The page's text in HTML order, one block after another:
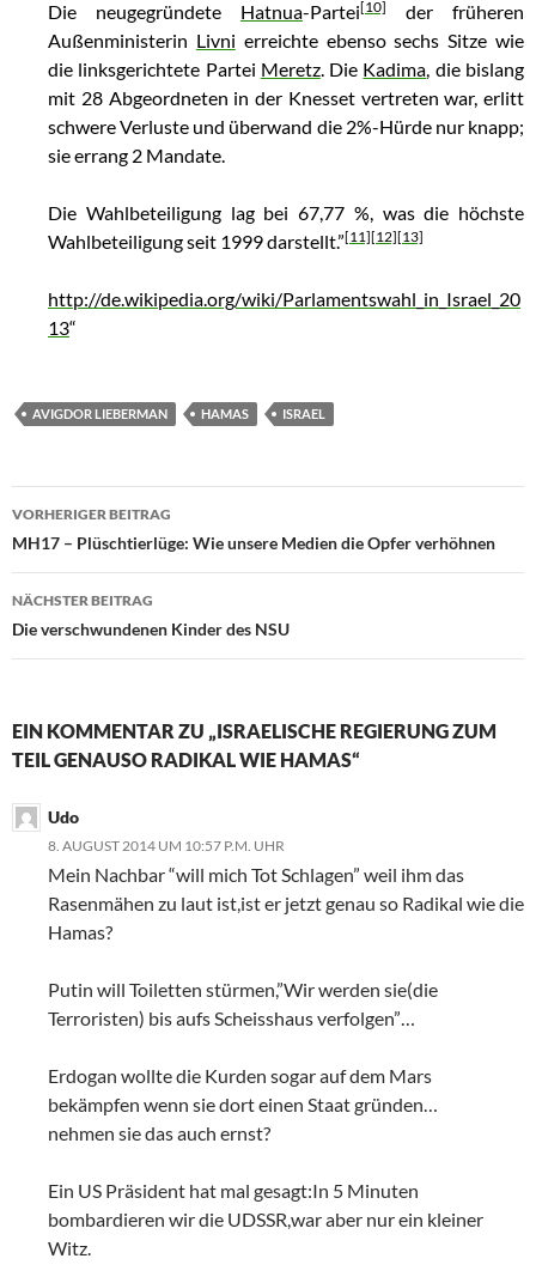
Die neugegründete Hatnua-Partei[10]
der früheren
Außenministerin Livni erreichte ebenso sechs Sitze wie
die linksgerichtete Partei Meretz. Die Kadima, die bislang
mit 28 Abgeordneten in der Knesset vertreten war, erlitt
schwere Verluste und überwand die 2%-Hürde nur knapp;
sie errang 2 Mandate.
Die Wahlbeteiligung lag bei 67,77 %, was die höchste
Wahlbeteiligung seit 1999 darstellt.”[11][12][13]
http://de.wikipedia.org/wiki/Parlamentswahl_in_Israel_20
13“
AVIGDOR LIEBERMAN HAMAS ISRAEL
Beitragsnavigation
VORHERIGER BEITRAG
MH17 – Plüschtierlüge: Wie unsere Medien die Opfer verhöhnen
NÄCHSTER BEITRAG
Die verschwundenen Kinder des NSU
EIN KOMMENTAR ZU „ISRAELISCHE REGIERUNG ZUM
TEIL GENAUSO RADIKAL WIE HAMAS“
Udo
8. AUGUST 2014 UM 10:57 P.M. UHR
Mein Nachbar “will mich Tot Schlagen” weil ihm das
Rasenmähen zu laut ist,ist er jetzt genau so Radikal wie die
Hamas?
Putin will Toiletten stürmen,”Wir werden sie(die
Terroristen) bis aufs Scheisshaus verfolgen”…
Erdogan wollte die Kurden sogar auf dem Mars
bekämpfen wenn sie dort einen Staat gründen…
nehmen sie das auch ernst?
Ein US Präsident hat mal gesagt:In 5 Minuten
bombardieren wir die UDSSR,war aber nur ein kleiner
Witz.